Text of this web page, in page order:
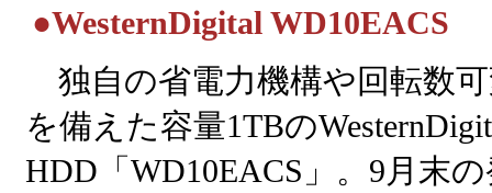
●WesternDigital WD10EACS
独自の省電力機構や回転数
を備えた容量1TBの
HDD「WD10EACS」。9月末